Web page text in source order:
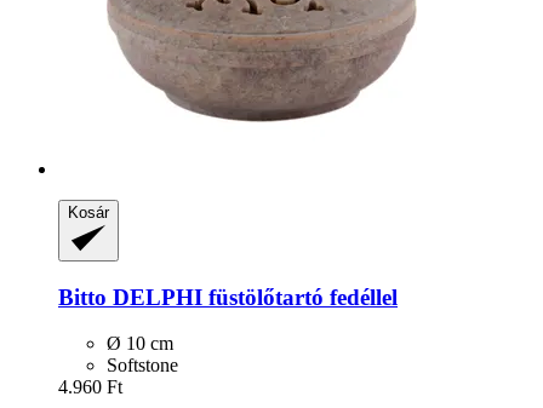
Kosár
Bitto DELPHI füstölőtartó fedéllel
Ø 10 cm
Softstone
4.960 Ft